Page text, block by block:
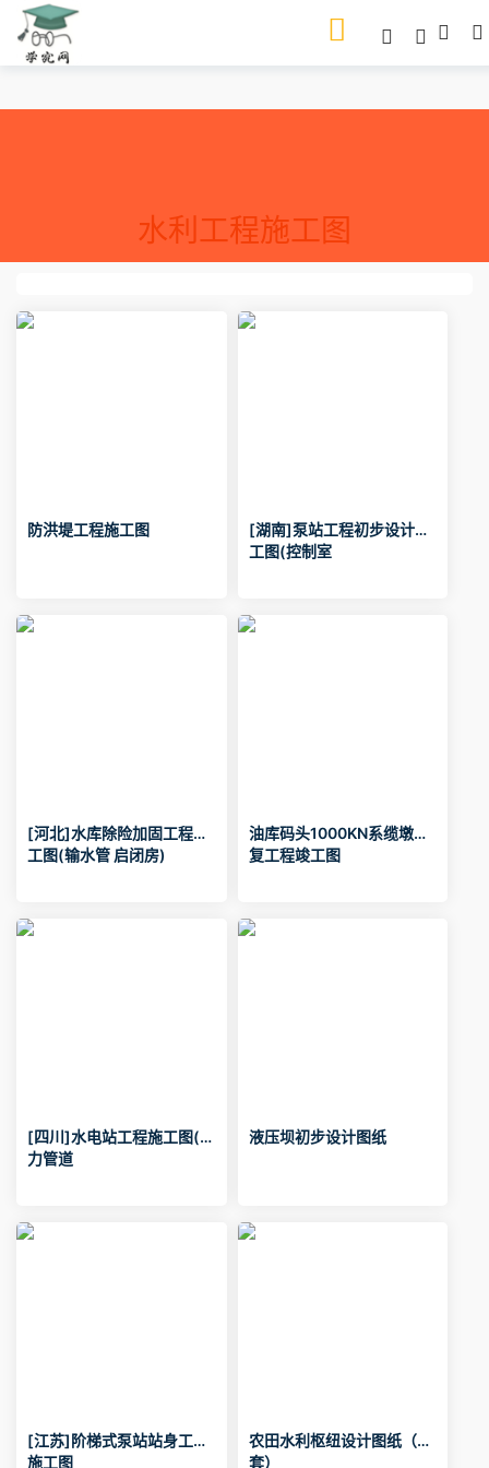
水利工程施工图
防洪堤工程施工图
[湖南]泵站工程初步设计施
工图(控制室
[河北]水库除险加固工程施
工图(输水管 启闭房)
油库码头1000KN系缆墩修
复工程竣工图
[四川]水电站工程施工图(压
力管道
液压坝初步设计图纸
[江苏]阶梯式泵站站身工程
施工图
农田水利枢纽设计图纸（全
套）